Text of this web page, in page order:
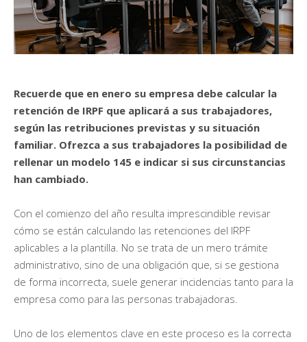
Recuerde que en enero su empresa debe calcular la
retención de IRPF que aplicará a sus trabajadores,
según las retribuciones previstas y su situación
familiar. Ofrezca a sus trabajadores la posibilidad de
rellenar un modelo 145 e indicar si sus circunstancias
han cambiado.
Con el comienzo del año resulta imprescindible revisar
cómo se están calculando las retenciones del IRPF
aplicables a la plantilla. No se trata de un mero trámite
administrativo, sino de una obligación que, si se gestiona
de forma incorrecta, suele generar incidencias tanto para la
empresa como para las personas trabajadoras.
Uno de los elementos clave en este proceso es la correcta